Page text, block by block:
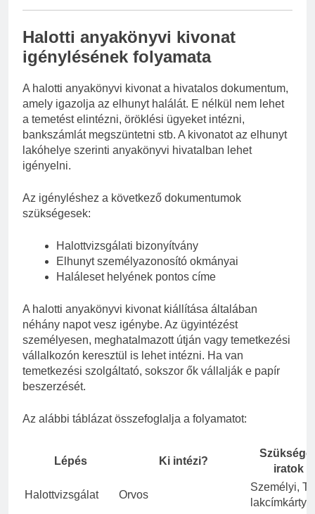
Halotti anyakönyvi kivonat
igénylésének folyamata
A halotti anyakönyvi kivonat a hivatalos dokumentum,
amely igazolja az elhunyt halálát. E nélkül nem lehet
a temetést elintézni, öröklési ügyeket intézni,
bankszámlát megszüntetni stb. A kivonatot az elhunyt
lakóhelye szerinti anyakönyvi hivatalban lehet
igényelni.
Az igényléshez a következő dokumentumok
szükségesek:
Halottvizsgálati bizonyítvány
Elhunyt személyazonosító okmányai
Haláleset helyének pontos címe
A halotti anyakönyvi kivonat kiállítása általában
néhány napot vesz igénybe. Az ügyintézést
személyesen, meghatalmazott útján vagy temetkezési
vállalkozón keresztül is lehet intézni. Ha van
temetkezési szolgáltató, sokszor ők vállalják e papír
beszerzését.
Az alábbi táblázat összefoglalja a folyamatot:
Lépés Ki intézi?
iratok
Halottvizsgálat Orvos
Személyi,
lakcímkártya